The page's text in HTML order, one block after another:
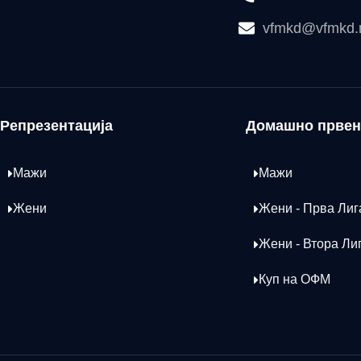
Репрезентација
Мажи
Жени
Домашно
Мажи
Жени - Прва
Жени - Втора
Куп на ОФМ